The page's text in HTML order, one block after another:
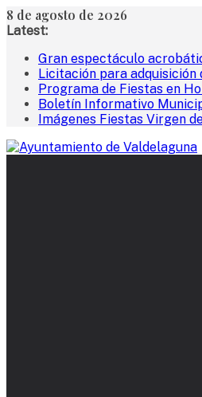
Saltar
al
8 de agosto de 2026
Latest:
Gran espectáculo
Licitación para
Programa de Fiestas en
Boletín Informativo
Imágenes Fiestas Virgen